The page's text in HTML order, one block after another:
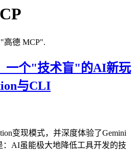
"高德 MCP".
一个"技术盲"的AI新玩
与CLI
变现模式，并深度体验了Gemini
AI虽能极大地降低工具开发的技